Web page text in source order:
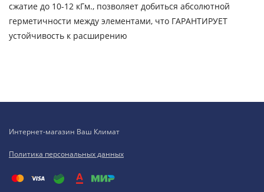
сжатие до 10-12 кГм., позволяет добиться абсолютной
герметичности между элементами, что ГАРАНТИРУЕТ
устойчивость к расширению
Интернет-магазин Ваш Климат
Политика персональных данных